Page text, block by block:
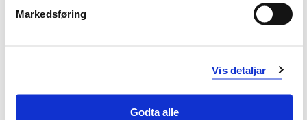
Markedsføring
Vis detaljar
Godta alle